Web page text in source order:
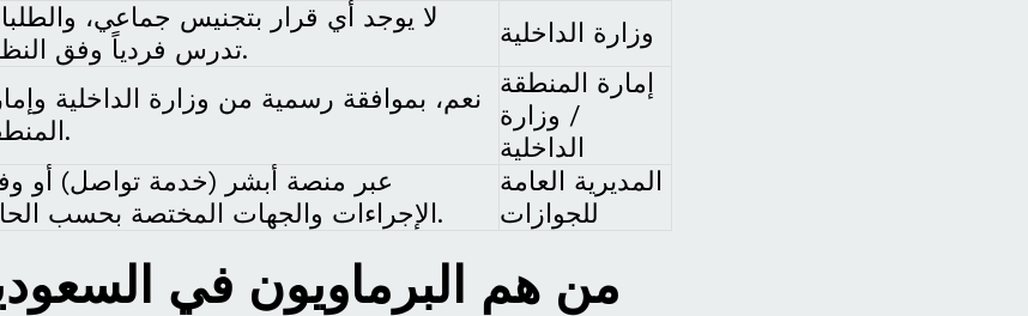
لا يوجد أي قرار بتجنيس جماعي،
تدرس فردياً وفق النظام.
وزارة الداخلية
نعم، بموافقة رسمية من وزارة الداخلية
المنطقة.
إمارة المنطقة
/ وزارة
الداخلية
عبر منصة أبشر (خدمة تواصل) أو
الإجراءات والجهات المختصة بحسب الحالة.
المديرية العامة
للجوازات
من هم البرماويون في